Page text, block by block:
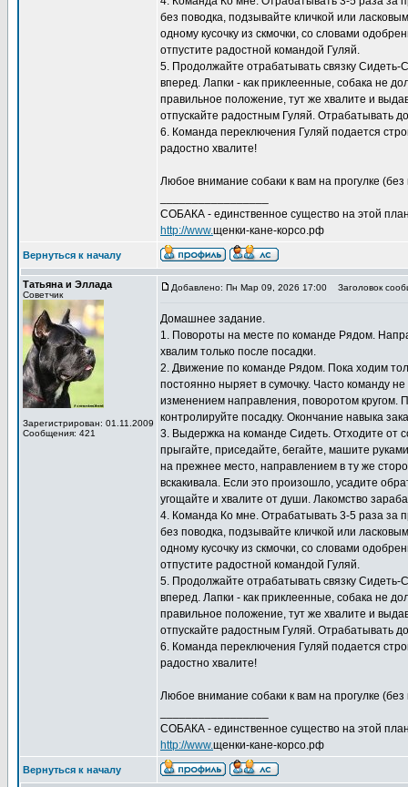
без поводка, подзывайте кличкой или
одному кусочку из скмочки, со словами
отпустите радостной командой Гуляй.
5. Продолжайте отрабатывать связку Сидеть-
вперед. Лапки - как приклеенные, собака не
правильное положение, тут же хвалите и
отпускайте радостным Гуляй. Отрабатывать
6. Команда переключения Гуляй подается
радостно хвалите!
Любое внимание собаки к вам на прогулке
СОБАКА - единственное существо на этой
http://www.щенки-кане-корсо.рф
Вернуться к началу
Татьяна и Эллада
Советчик
Зарегистрирован: 01.11.2009
Сообщения: 421
Добавлено: Пн Мар 09, 2026 17:00 Заголовок
Домашнее задание.
1. Повороты на месте по команде Рядом.
хвалим только после посадки.
2. Движение по команде Рядом. Пока ходим
постоянно ныряет в сумочку. Часто команду
изменением направления, поворотом кругом.
контролируйте посадку. Окончание навыка
3. Выдержка на команде Сидеть. Отходите от
прыгайте, приседайте, бегайте, машите
на прежнее место, направлением в ту же
вскакивала. Если это произошло, усадите
угощайте и хвалите от души. Лакомство
4. Команда Ко мне. Отрабатывать 3-5 раза за
без поводка, подзывайте кличкой или
одному кусочку из скмочки, со словами
отпустите радостной командой Гуляй.
5. Продолжайте отрабатывать связку Сидеть-
вперед. Лапки - как приклеенные, собака не
правильное положение, тут же хвалите и
отпускайте радостным Гуляй. Отрабатывать
6. Команда переключения Гуляй подается
радостно хвалите!
Любое внимание собаки к вам на прогулке
СОБАКА - единственное существо на этой
http://www.щенки-кане-корсо.рф
Вернуться к началу